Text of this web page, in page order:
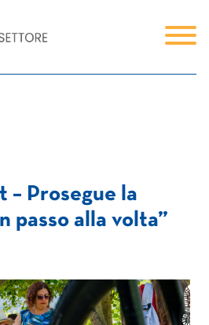
– Prosegue la
passo alla volta”